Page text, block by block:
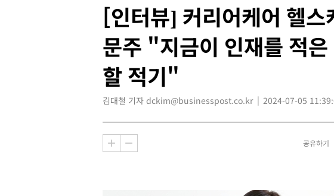
[인터뷰] 커리어케어 헬스
문주 "지금이 인재를 적은
할 적기"
김대철 기자 dckim@businesspost.co.kr 2024-07-05
공유하기